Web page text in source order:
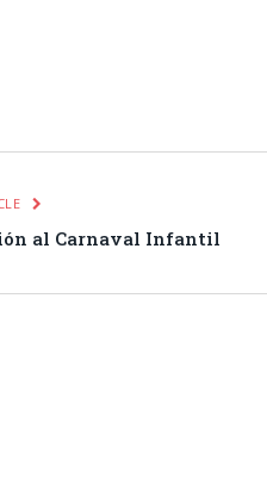
al Carnaval Infantil